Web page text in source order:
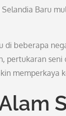
Baru
di beberapa
pertukaran
memperkaya